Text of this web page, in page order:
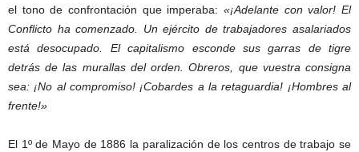
el tono de confrontación que imperaba: «¡Adelante con valor! El
Conflicto ha comenzado. Un ejército de trabajadores asalariados
está desocupado. El capitalismo esconde sus garras de tigre
detrás de las murallas del orden. Obreros, que vuestra consigna
sea: ¡No al compromiso! ¡Cobardes a la retaguardia! ¡Hombres al
frente!»
El 1º de Mayo de 1886 la paralización de los centros de trabajo se